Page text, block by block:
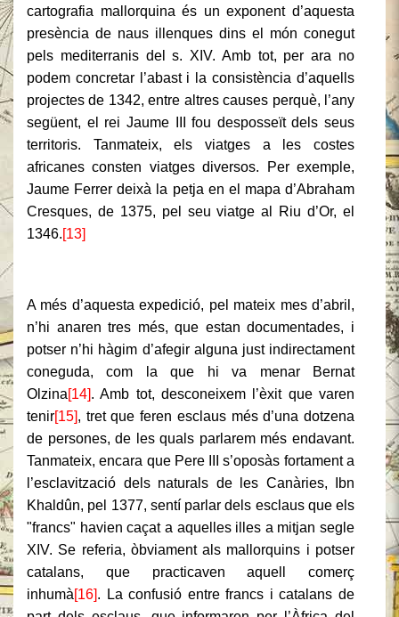
cartografia mallorquina és un exponent d’aquesta
presència de naus illenques dins el món conegut
pels mediterranis del s. XIV. Amb tot, per ara no
podem concretar l’abast i la consistència d’aquells
projectes de 1342, entre altres causes perquè, l’any
següent, el rei Jaume III fou desposseït dels seus
territoris. Tanmateix, els viatges a les costes
africanes consten viatges diversos. Per exemple,
Jaume Ferrer deixà la petja en el mapa d’Abraham
Cresques, de 1375, pel seu viatge al Riu d’Or, el
1346.[13]
A més d’aquesta expedició, pel mateix mes d’abril,
n’hi anaren tres més, que estan documentades, i
potser n’hi hàgim d’afegir alguna just indirectament
coneguda, com la que hi va menar Bernat
Olzina[14]. Amb tot, desconeixem l’èxit que varen
tenir[15], tret que feren esclaus més d’una dotzena
de persones, de les quals parlarem més endavant.
Tanmateix, encara que Pere III s’oposàs fortament a
l’esclavització dels naturals de les Canàries, Ibn
Khaldûn, pel 1377, sentí parlar dels esclaus que els
"francs" havien caçat a aquelles illes a mitjan segle
XIV. Se referia, òbviament als mallorquins i potser
catalans, que practicaven aquell comerç
inhumà[16]. La confusió entre francs i catalans de